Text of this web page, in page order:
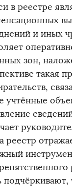
в реестре
и иных
зон,
такая
учтённые
реестр
подчёркивают,